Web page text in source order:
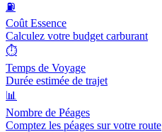
⛽
Coût Essence
Calculez votre budget carburant
⏱️
Temps de Voyage
Durée estimée de trajet
📊
Nombre de Péages
Comptez les péages sur votre route